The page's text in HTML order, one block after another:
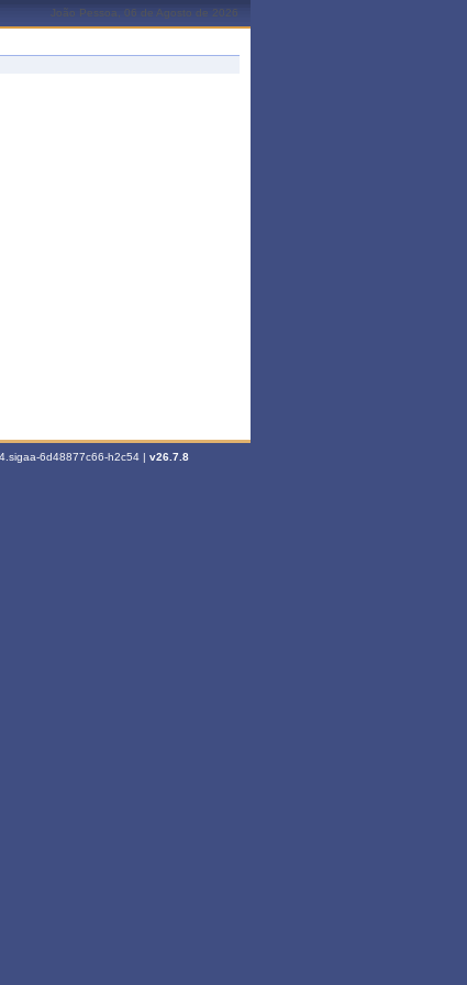
João Pessoa, 06 de Agosto de 2026
6d48877c66-h2c54 | v26.7.8